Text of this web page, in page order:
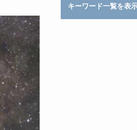
キーワード一覧を表